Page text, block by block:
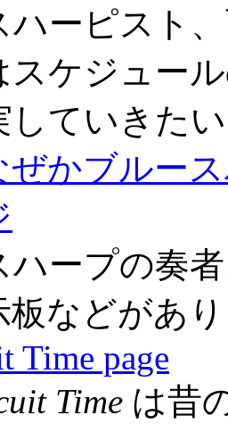
ハーピスト
スケジュー
していきた
ぜかブルー
ハープの奏
板などがあ
Time page
Time は昔